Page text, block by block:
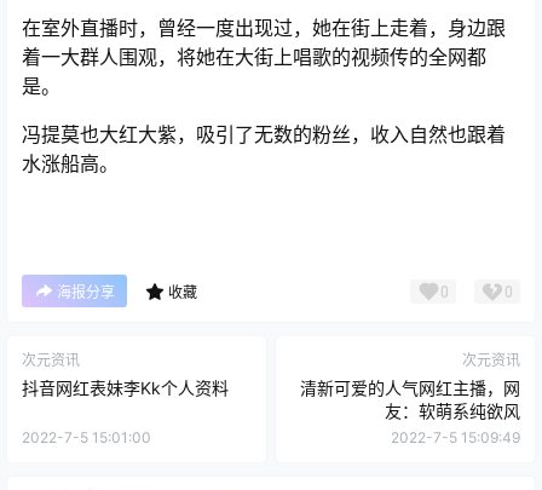
在室外直播时，曾经一度出现过，她在街上走着，身边跟
着一大群人围观，将她在大街上唱歌的视频传的全网都
是。
冯提莫也大红大紫，吸引了无数的粉丝，收入自然也跟着
水涨船高。
海报分享 收藏 0 0
次元资讯
抖音网红表妹李Kk个人资料
2022-7-5 15:01:00
次元资讯
清新可爱的人气网红主播，网
友：软萌系纯欲风
2022-7-5 15:09:49